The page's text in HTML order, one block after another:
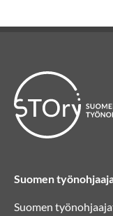
Suomen
Suomen